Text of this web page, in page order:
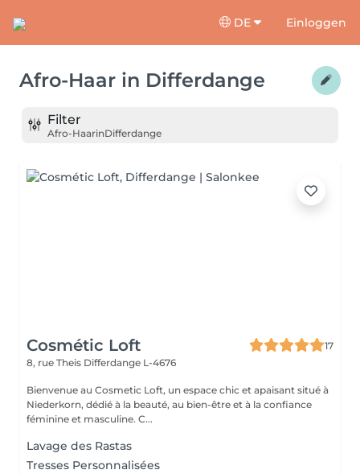
DE Einloggen
Afro-Haar in Differdange
Filter
Afro-HaarinDifferdange
Cosmétic Loft
17
8, rue Theis Differdange L-4676
Bienvenue au Cosmetic Loft, un espace chic et apaisant situé à
Niederkorn, dédié à la beauté, au bien-être et à la confiance
féminine et masculine. C...
Lavage des Rastas
Tresses Personnalisées